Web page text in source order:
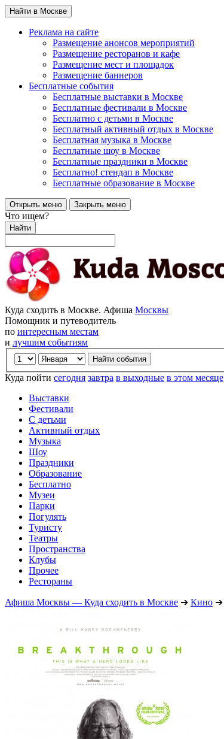
Найти в Москве
Реклама на сайте
Размещение анонсов мероприятий
Размещение ресторанов и кафе
Размещение мест и площадок
Размещение баннеров
Бесплатные события
Бесплатные выставки в Москве
Бесплатные фестивали в Москве
Бесплатно с детьми в Москве
Бесплатный активный отдых в Москве
Бесплатная музыка в Москве
Бесплатные шоу в Москве
Бесплатные праздники в Москве
Бесплатно! стендап в Москве
Бесплатные образование в Москве
Открыть меню Закрыть меню
Что ищем?
Найти
Куда сходить в Москве. Афиша Москвы
Помощник и путеводитель
по интересным местам
и лучшим событиям
Куда пойти сегодня завтра в выходные в этом месяце
Выставки
Фестивали
С детьми
Активный отдых
Музыка
Шоу
Праздники
Образование
Бесплатно
Музеи
Парки
Погулять
Туристу
Театры
Пространства
Клубы
Прочее
Рестораны
Афиша Москвы — Куда сходить в Москве ➔ Кино ➔